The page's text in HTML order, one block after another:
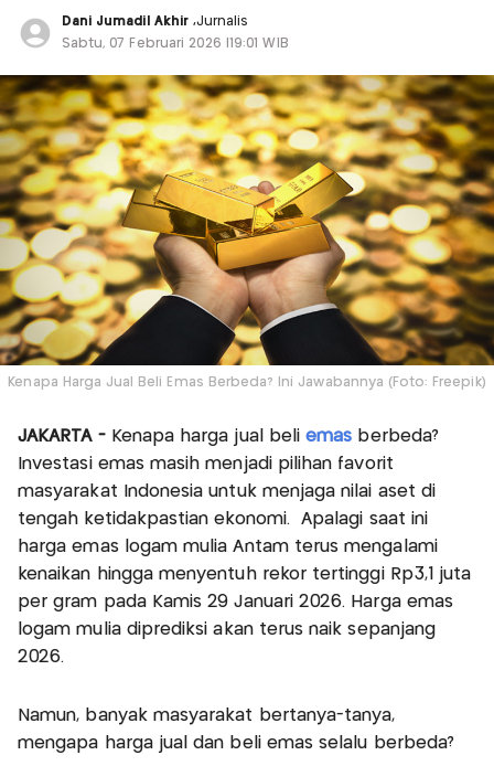
Dani Jumadil Akhir ,Jurnalis
Sabtu, 07 Februari 2026 |19:01 WIB
Kenapa Harga Jual Beli Emas Berbeda? Ini Jawabannya (Foto: Freepik)
JAKARTA -Kenapa harga jual beliemas berbeda?
Investasi emas masih menjadi pilihan favorit
masyarakat Indonesia untuk menjaga nilai aset di
tengah ketidakpastian ekonomi. Apalagi saat ini
harga emas logam mulia Antam terus mengalami
kenaikan hingga menyentuh rekor tertinggi Rp3,1 juta
per gram pada Kamis 29 Januari 2026. Harga emas
logam mulia diprediksi akan terus naik sepanjang
2026.
Namun, banyak masyarakat bertanya-tanya,
mengapa harga jual dan beli emas selalu berbeda?